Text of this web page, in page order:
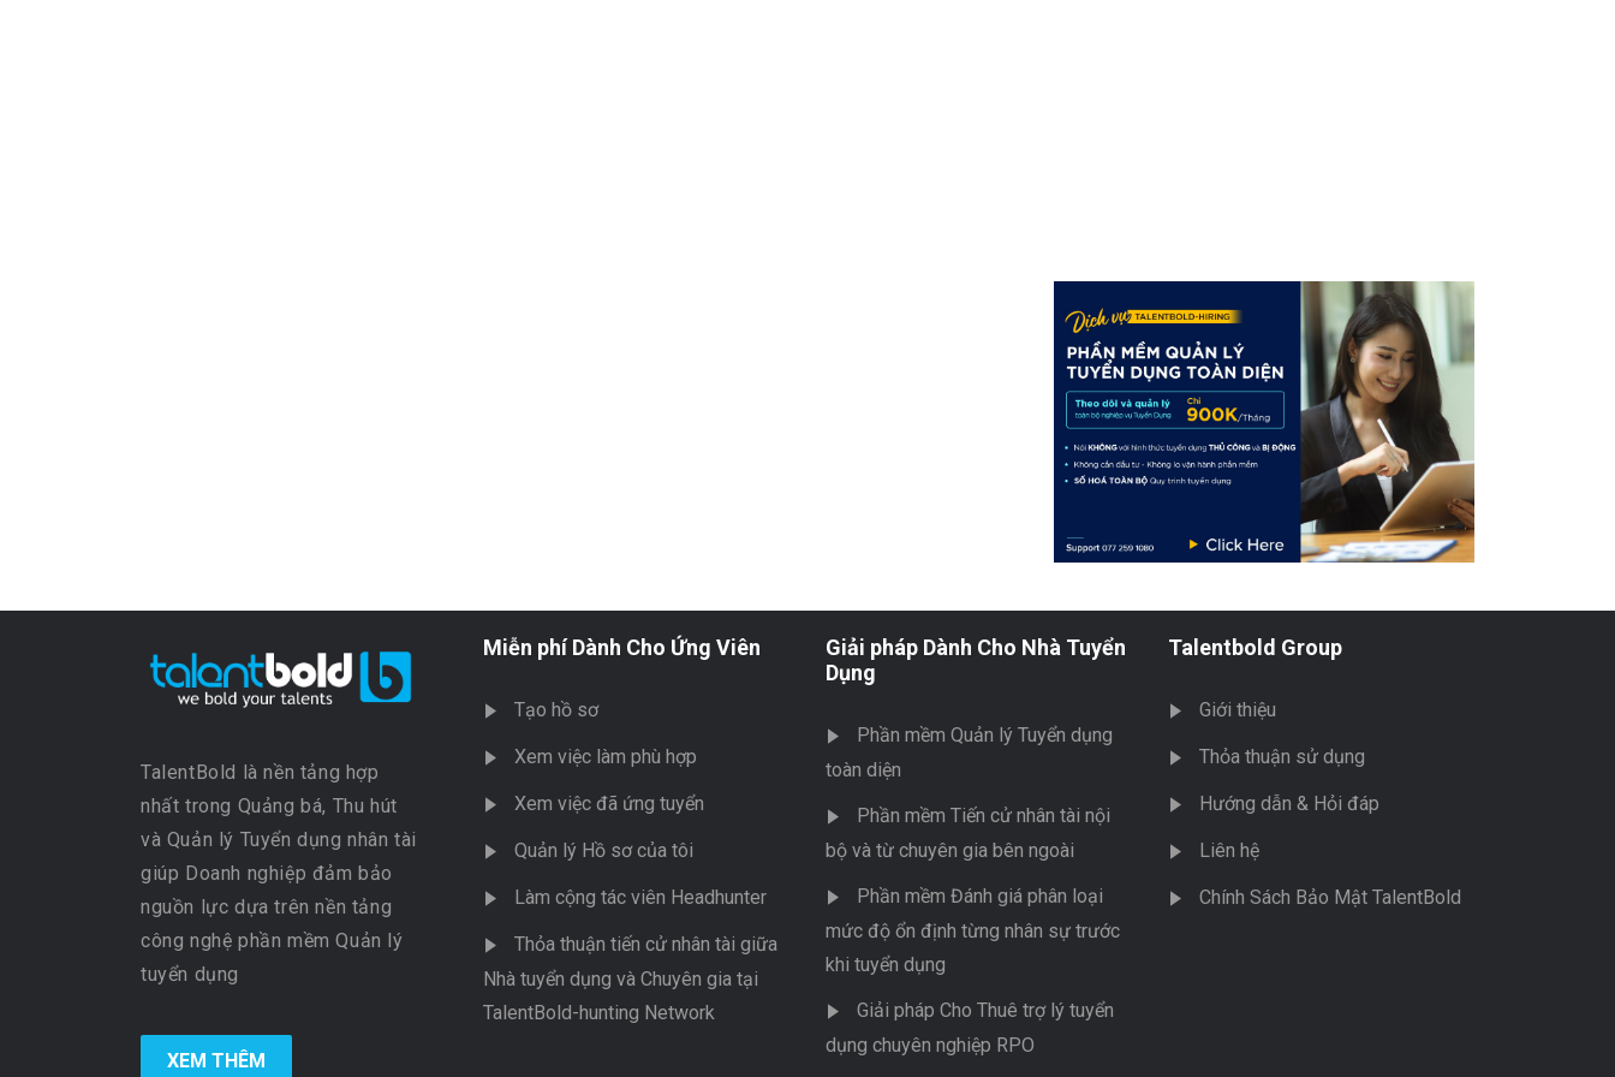
TalentBold là nền tảng hợp
nhất trong Quảng bá, Thu hút
và Quản lý Tuyển dụng nhân tài
giúp Doanh nghiệp đảm bảo
nguồn lực dựa trên nền tảng
công nghệ phần mềm Quản lý
tuyển dụng
XEM THÊM
Miễn phí Dành Cho Ứng Viên
Tạo hồ sơ
Xem việc làm phù hợp
Xem việc đã ứng tuyển
Quản lý Hồ sơ của tôi
Làm cộng tác viên Headhunter
Thỏa thuận tiến cử nhân tài giữa
Nhà tuyển dụng và Chuyên gia tại
TalentBold-hunting Network
Giải pháp Dành Cho Nhà Tuyển
Dụng
Phần mềm Quản lý Tuyển dụng
toàn diện
Phần mềm Tiến cử nhân tài nội
bộ và từ chuyên gia bên ngoài
Phần mềm Đánh giá phân loại
mức độ ổn định từng nhân sự trước
khi tuyển dụng
Giải pháp Cho Thuê trợ lý tuyển
dụng chuyên nghiệp RPO
Talentbold Group
Giới thiệu
Thỏa thuận sử dụng
Hướng dẫn & Hỏi đáp
Liên hệ
Chính Sách Bảo Mật TalentBold